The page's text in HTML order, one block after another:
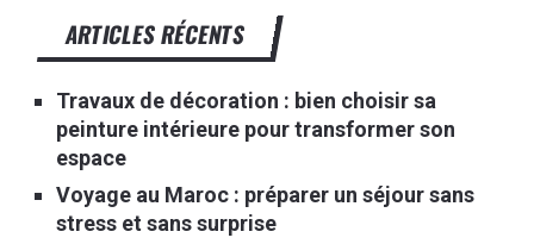
ARTICLES RÉCENTS
Travaux de décoration : bien choisir sa
peinture intérieure pour transformer son
espace
Voyage au Maroc : préparer un séjour sans
stress et sans surprise